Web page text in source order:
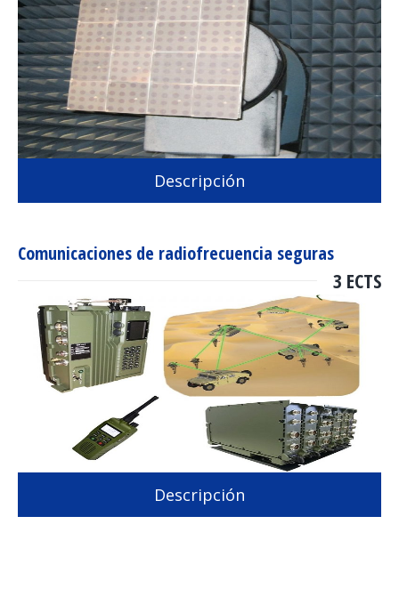
Descripción
Comunicaciones de radiofrecuencia seguras
3 ECTS
Descripción